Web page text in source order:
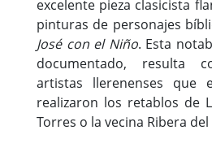
excelente pieza clasicista
pinturas de personajes
José con el Niño. Esta
documentado, resulta
artistas llerenenses que
realizaron los retablos de
Torres o la vecina Ribera del